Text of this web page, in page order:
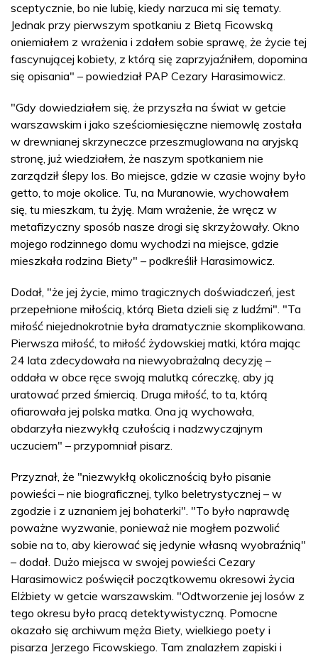
sceptycznie, bo nie lubię, kiedy narzuca mi się tematy.
Jednak przy pierwszym spotkaniu z Bietą Ficowską
oniemiałem z wrażenia i zdałem sobie sprawę, że życie tej
fascynującej kobiety, z którą się zaprzyjaźniłem, dopomina
się opisania" – powiedział PAP Cezary Harasimowicz.
"Gdy dowiedziałem się, że przyszła na świat w getcie
warszawskim i jako sześciomiesięczne niemowlę została
w drewnianej skrzyneczce przeszmuglowana na aryjską
stronę, już wiedziałem, że naszym spotkaniem nie
zarządził ślepy los. Bo miejsce, gdzie w czasie wojny było
getto, to moje okolice. Tu, na Muranowie, wychowałem
się, tu mieszkam, tu żyję. Mam wrażenie, że wręcz w
metafizyczny sposób nasze drogi się skrzyżowały. Okno
mojego rodzinnego domu wychodzi na miejsce, gdzie
mieszkała rodzina Biety" – podkreślił Harasimowicz.
Dodał, "że jej życie, mimo tragicznych doświadczeń, jest
przepełnione miłością, którą Bieta dzieli się z ludźmi". "Ta
miłość niejednokrotnie była dramatycznie skomplikowana.
Pierwsza miłość, to miłość żydowskiej matki, która mając
24 lata zdecydowała na niewyobrażalną decyzję –
oddała w obce ręce swoją malutką córeczkę, aby ją
uratować przed śmiercią. Druga miłość, to ta, którą
ofiarowała jej polska matka. Ona ją wychowała,
obdarzyła niezwykłą czułością i nadzwyczajnym
uczuciem" – przypomniał pisarz.
Przyznał, że "niezwykłą okolicznością było pisanie
powieści – nie biograficznej, tylko beletrystycznej – w
zgodzie i z uznaniem jej bohaterki". "To było naprawdę
poważne wyzwanie, ponieważ nie mogłem pozwolić
sobie na to, aby kierować się jedynie własną wyobraźnią"
– dodał. Dużo miejsca w swojej powieści Cezary
Harasimowicz poświęcił początkowemu okresowi życia
Elżbiety w getcie warszawskim. "Odtworzenie jej losów z
tego okresu było pracą detektywistyczną. Pomocne
okazało się archiwum męża Biety, wielkiego poety i
pisarza Jerzego Ficowskiego. Tam znalazłem zapiski i